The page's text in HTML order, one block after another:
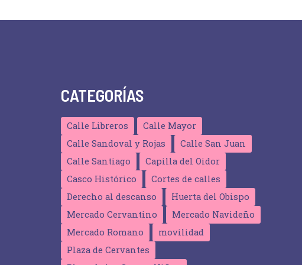
CATEGORÍAS
Calle Libreros
Calle Mayor
Calle Sandoval y Rojas
Calle San Juan
Calle Santiago
Capilla del Oidor
Casco Histórico
Cortes de calles
Derecho al descanso
Huerta del Obispo
Mercado Cervantino
Mercado Navideño
Mercado Romano
movilidad
Plaza de Cervantes